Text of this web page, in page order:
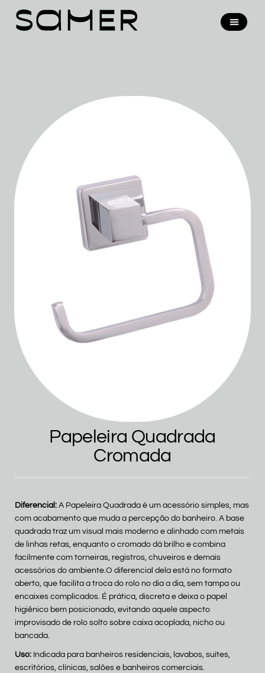
Papeleira Quadrada
Cromada
Diferencial: A Papeleira Quadrada é um acessório simples, mas
com acabamento que muda a percepção do banheiro. A base
quadrada traz um visual mais moderno e alinhado com metais
de linhas retas, enquanto o cromado dá brilho e combina
facilmente com torneiras, registros, chuveiros e demais
acessórios do ambiente.O diferencial dela está no formato
aberto, que facilita a troca do rolo no dia a dia, sem tampa ou
encaixes complicados. É prática, discreta e deixa o papel
higiênico bem posicionado, evitando aquele aspecto
improvisado de rolo solto sobre caixa acoplada, nicho ou
bancada.
Uso: Indicada para banheiros residenciais, lavabos, suítes,
escritórios, clínicas, salões e banheiros comerciais.